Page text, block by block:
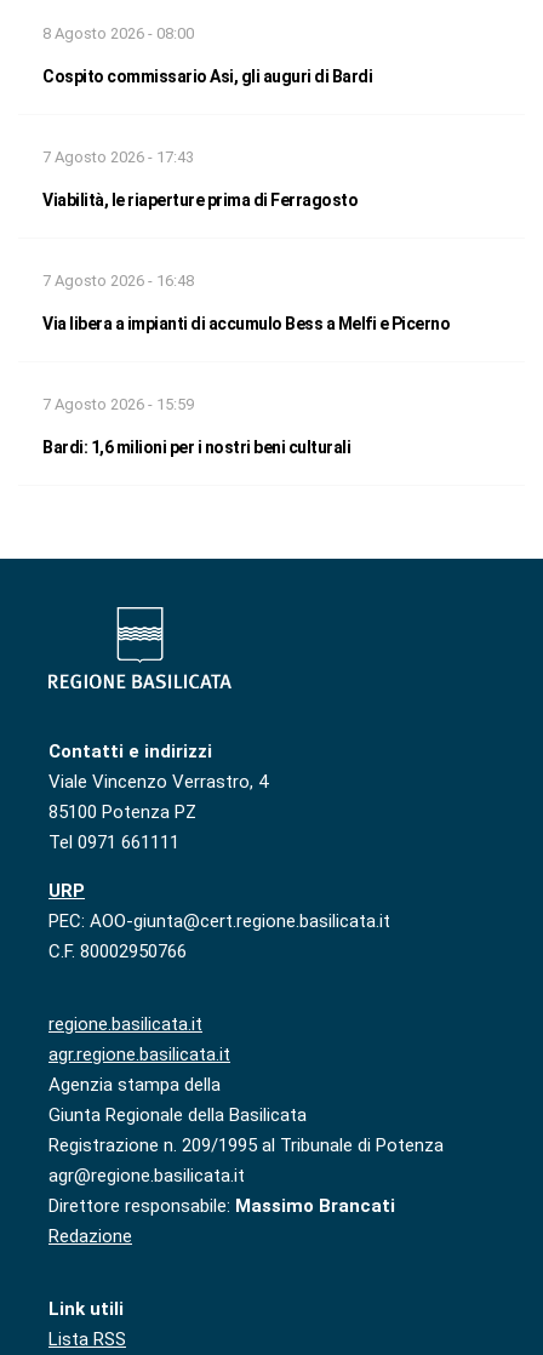
8 Agosto 2026 - 08:00
Cospito commissario Asi, gli auguri di Bardi
7 Agosto 2026 - 17:43
Viabilità, le riaperture prima di Ferragosto
7 Agosto 2026 - 16:48
Via libera a impianti di accumulo Bess a Melfi e Picerno
7 Agosto 2026 - 15:59
Bardi: 1,6 milioni per i nostri beni culturali
Contatti e indirizzi
Viale Vincenzo Verrastro, 4
85100 Potenza PZ
Tel 0971 661111
URP
PEC: AOO-giunta@cert.regione.basilicata.it
C.F. 80002950766
regione.basilicata.it
agr.regione.basilicata.it
Agenzia stampa della
Giunta Regionale della Basilicata
Registrazione n. 209/1995 al Tribunale di Potenza
agr@regione.basilicata.it
Direttore responsabile: Massimo Brancati
Redazione
Link utili
Lista RSS